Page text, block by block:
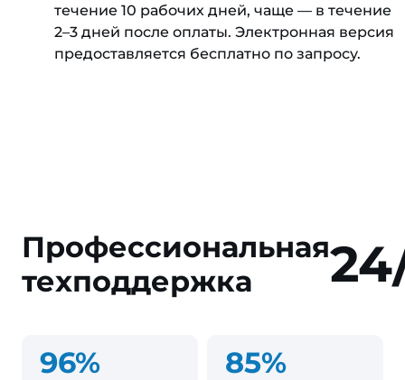
течение 10 рабочих дней, чаще — в течение
2–3 дней после оплаты. Электронная версия
предоставляется бесплатно по запросу.
Профессиональная
техподдержка
96% 85%